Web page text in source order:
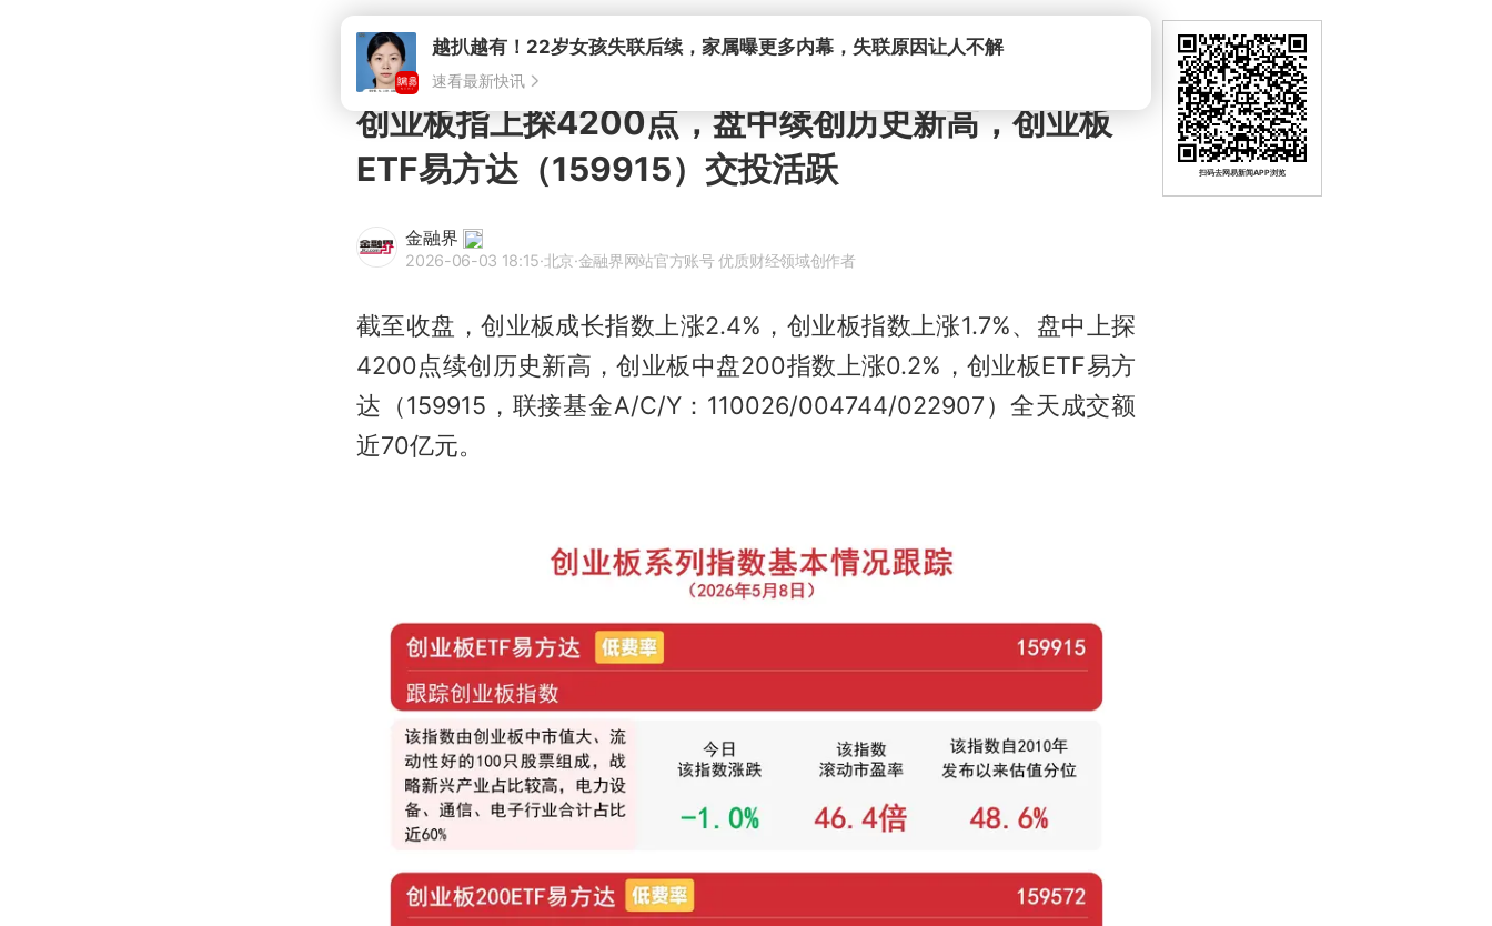
创业板指上探4200点，盘中续创历史新高，创业板
ETF易方达（159915）交投活跃
金融界
2026-06-03 18:15·北京·金融界网站官方账号 优质财经领域创作者
截至收盘，创业板成长指数上涨2.4%，创业板指数上涨1.7%、盘中上探
4200点续创历史新高，创业板中盘200指数上涨0.2%，创业板ETF易方
达（159915，联接基金A/C/Y：110026/004744/022907）全天成交额
近70亿元。
扫码去网易新闻APP浏览